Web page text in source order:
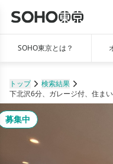
SOHO東京とは？
トップ
検索結果
下北沢6分、ガレージ付、住ま
募集中